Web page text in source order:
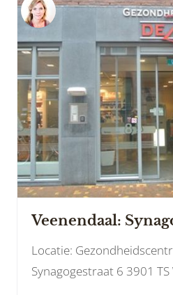
Veenendaal:
Locatie:
Synagogestraat 6 3901